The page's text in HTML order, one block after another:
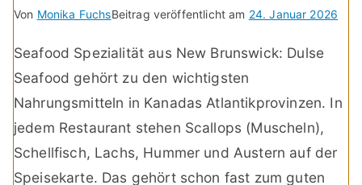
Von Monika FuchsBeitrag veröffentlicht am 24. Januar 2026
Seafood Spezialität aus New Brunswick: Dulse
Seafood gehört zu den wichtigsten
Nahrungsmitteln in Kanadas Atlantikprovinzen. In
jedem Restaurant stehen Scallops (Muscheln),
Schellfisch, Lachs, Hummer und Austern auf der
Speisekarte. Das gehört schon fast zum guten